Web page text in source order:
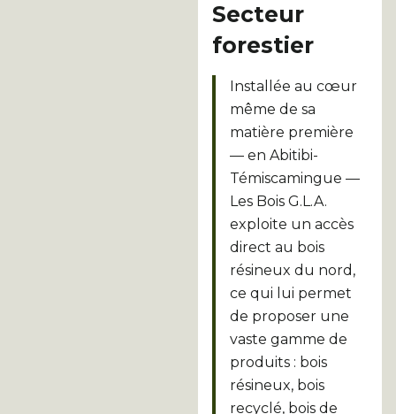
Secteur
forestier
Installée au cœur
même de sa
matière première
— en Abitibi-
Témiscamingue —
Les Bois G.L.A.
exploite un accès
direct au bois
résineux du nord,
ce qui lui permet
de proposer une
vaste gamme de
produits : bois
résineux, bois
recyclé, bois de